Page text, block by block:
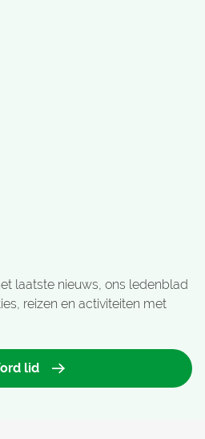
laatste nieuws, ons ledenblad
reizen en activiteiten met
lid